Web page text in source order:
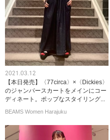
2021.03.12
【本日発売】〈77circa〉×〈Dickies〉
のジャンパースカートをメインにコー
ディネート。ポップなスタイリング...
BEAMS Women Harajuku